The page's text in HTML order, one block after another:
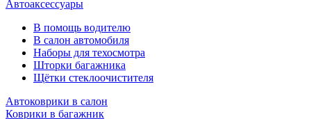
Автоаксессуары
В помощь водителю
В салон автомобиля
Наборы для техосмотра
Шторки багажника
Щётки стеклоочистителя
Автоковрики в салон
Коврики в багажник